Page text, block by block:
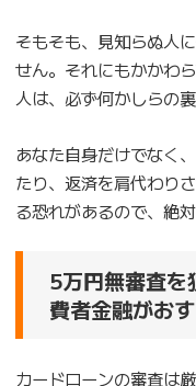
そもそも、見知らぬ人
せん。それにもかかわ
人は、必ず何かしらの
あなた自身だけでなく
たり、返済を肩代わり
る恐れがあるので、絶
5万円無審査を
費者金融がお
カードローンの審査は